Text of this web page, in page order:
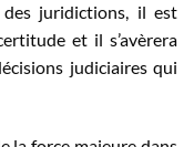
juridictions, il est
et il s’avèrera
judiciaires qui